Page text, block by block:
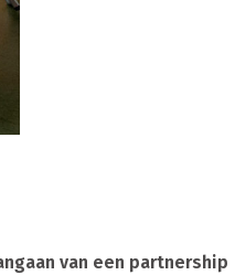
van een partnership